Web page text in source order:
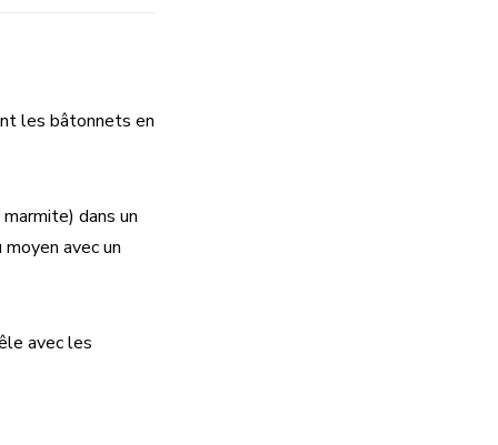
les bâtonnets en
dans un
avec un
avec les